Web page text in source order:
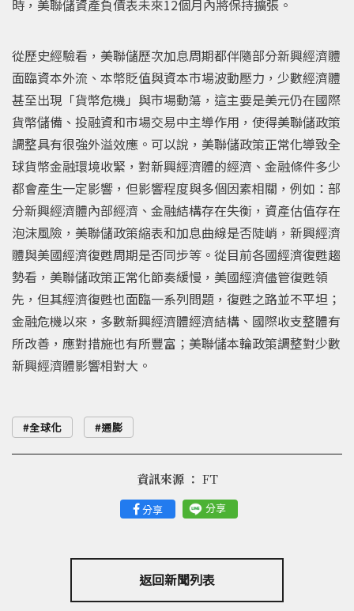
時，美聯儲資產負債表未來12個月內將保持擴張。
從歷史經驗看，美聯儲歷次加息周期都伴隨部分新興經濟體
面臨資本外流、本幣貶值與資本市場波動壓力，少數經濟體
甚至出現「貨幣危機」與市場動蕩，這主要是美元仍在國際
貨幣儲備、投融資和市場交易中主導作用，使得美聯儲政策
調整具有很強外溢效應。可以說，美聯儲政策正常化導致全
球貨幣金融環境收緊，對新興經濟體的經濟、金融條件多少
都會產生一定影響，但影響程度與多個因素相關，例如：部
分新興經濟體內部經濟、金融結構存在失衡，資產估值存在
泡沫風險，美聯儲政策縮表和加息曲線是否陡峭，新興經濟
體與美國經濟復甦周期是否同步等。從目前各國經濟復甦趨
勢看，美聯儲政策正常化節奏緩慢，美國經濟儘管復甦領
先，但其經濟復甦也面臨一系列問題，復甦之路並不平坦；
金融危機以來，多數新興經濟體經濟結構、國際收支整體有
所改善，應對措施也有所豐富；美聯儲本輪政策調整對少數
新興經濟體影響相對大。
全球化 通膨
分享 分享
資訊來源 ： FT
返回新聞列表